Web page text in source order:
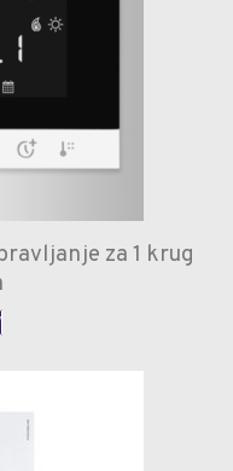
za 1 krug